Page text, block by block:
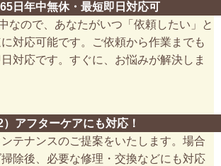
日年中無休・最短即日対応可
なので、あなたがいつ「依頼したい」と
対応可能です。ご依頼から作業までも
対応です。すぐに、お悩みが解決しま
2）アフターケアにも対応！
テナンスのご提案をいたします。場合
除後、必要な修理・交換などにも対応